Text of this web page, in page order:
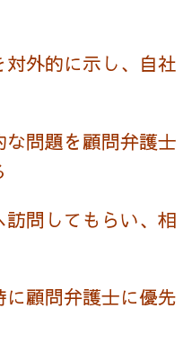
対外的に示し、自社
な問題を顧問弁護士
訪問してもらい、相
に顧問弁護士に優先